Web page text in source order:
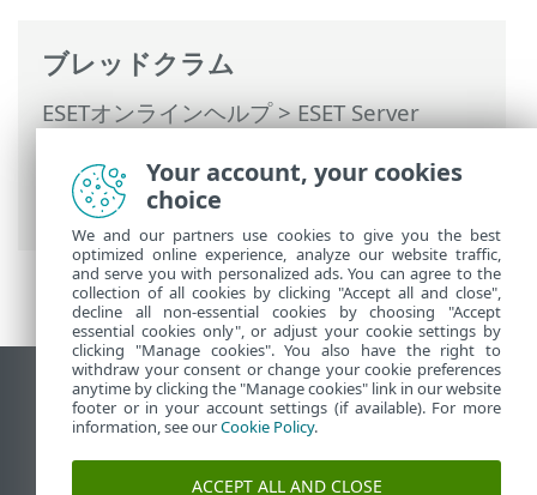
ブレッドクラム
ESETオンラインヘルプ>ESET Server
Security >ツール>スケジューラ> スケジ
ューラー - タスクの追加
デスクトップサイトの表示
End of Life
ESETナレッジベース
Your account, your cookies
choice
We and our partners use cookies to give you the best
optimized online experience, analyze our website traffic,
and serve you with personalized ads. You can agree to the
collection of all cookies by clicking "Accept all and close",
decline all non-essential cookies by choosing "Accept
essential cookies only", or adjust your cookie settings by
clicking "Manage cookies". You also have the right to
withdraw your consent or change your cookie preferences
anytime by clicking the "Manage cookies" link in our website
footer or in your account settings (if available). For more
information, see ourCookie Policy.
ACCEPT ALL AND CLOSE